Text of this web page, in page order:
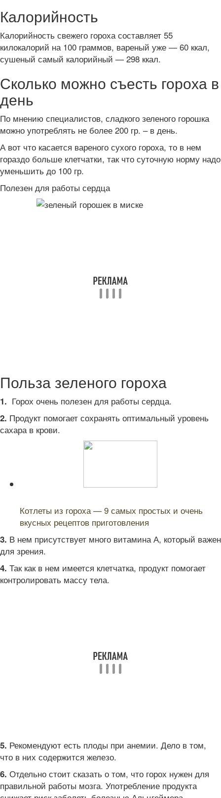
Калорийность
Калорийность свежего гороха составляет 55
килокалорий на 100 граммов, вареный уже — 60 ккал,
сушеный самый калорийный — 298 ккал.
Сколько можно съесть гороха в
день
По мнению специалистов, сладкого зеленого горошка
можно употреблять не более 200 гр. – в день.
А вот что касается вареного сухого гороха, то в нем
гораздо больше клетчатки, так что суточную норму надо
уменьшить до 100 гр.
Полезен для работы сердца
Польза зеленого гороха
1. Горох очень полезен для работы сердца.
2. Продукт помогает сохранять оптимальный уровень
сахара в крови.
Котлеты из гороха — 9 самых простых и очень
вкусных рецептов приготовления
3. В нем присутствует много витамина А, который важен
для зрения.
4. Так как в нем имеется клетчатка, продукт помогает
контролировать массу тела.
5. Рекомендуют есть плоды при анемии. Дело в том,
что в них содержится железо.
6. Отдельно стоит сказать о том, что горох нужен для
правильной работы мозга. Употребление продукта